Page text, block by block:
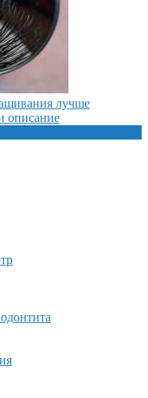
лучше
описание